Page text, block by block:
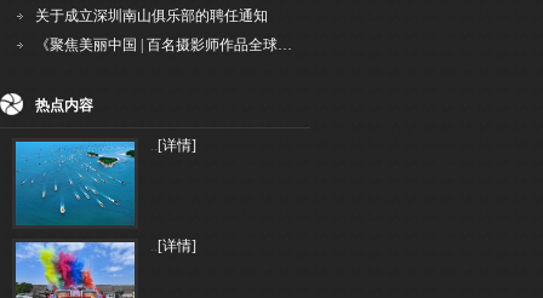
关于成立深圳南山俱乐部的聘任通知
《聚焦美丽中国 | 百名摄影师作品全球巡回展》（晋中）开幕新闻通稿
热点内容
..[详情]
..[详情]